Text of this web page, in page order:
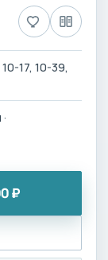
17, 10-39,
₽